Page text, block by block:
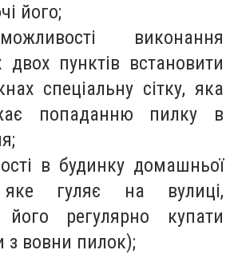
його;
виконання
двох пунктів встановити
спеціальну сітку, яка
попаданню пилку в
в будинку домашньої
яке гуляє на вулиці,
його регулярно купати
з вовни пилок);